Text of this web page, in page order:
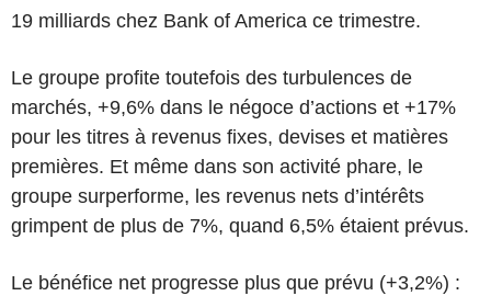
19 milliards chez Bank of America ce trimestre.
Le groupe profite toutefois des turbulences de
marchés, +9,6% dans le négoce d’actions et +17%
pour les titres à revenus fixes, devises et matières
premières. Et même dans son activité phare, le
groupe surperforme, les revenus nets d’intérêts
grimpent de plus de 7%, quand 6,5% étaient prévus.
Le bénéfice net progresse plus que prévu (+3,2%) :